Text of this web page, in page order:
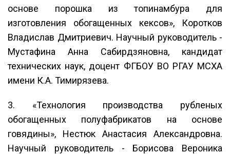
основе порошка из топинамбура для
изготовления обогащенных кексов», Коротков
Владислав Дмитриевич. Научный руководитель -
Мустафина Анна Сабирдзяновна, кандидат
технических наук, доцент ФГБОУ ВО РГАУ МСХА
имени К.А. Тимирязева.
3. «Технология производства рубленых
обогащенных полуфабрикатов на основе
говядины», Нестюк Анастасия Александровна.
Научный руководитель - Борисова Вероника